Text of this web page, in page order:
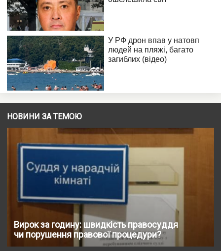
НОВИНИ ЗА ТЕМОЮ
Вирок за годину: швидкість правосуддя
чи порушення правової процедури?